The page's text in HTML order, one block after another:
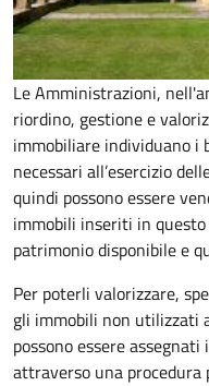
Le Amministrazioni,
riordino, gestione e
immobiliare individuano i
necessari all’esercizio
quindi possono essere
immobili inseriti in
patrimonio disponibile e
Per poterli valorizzare,
gli immobili non utilizzati
possono essere
attraverso una procedura